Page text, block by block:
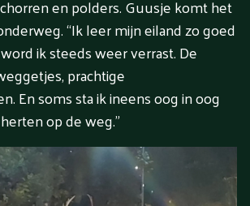
en polders. Guusje komt het
“Ik leer mijn eiland zo goed
ik steeds weer verrast. De
prachtige
En soms sta ik ineens oog in oog
op de weg.”